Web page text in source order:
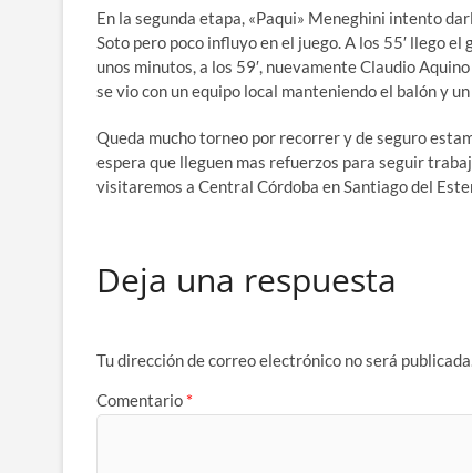
En la segunda etapa, «Paqui» Meneghini intento
Soto pero poco influyo en el juego. A los 55′ llego
unos minutos, a los 59′, nuevamente Claudio
se vio con un equipo local manteniendo el balón y
Queda mucho torneo por recorrer y de seguro
espera que lleguen mas refuerzos para seguir
visitaremos a Central Córdoba en Santiago del
Deja una respuesta
Tu dirección de correo electrónico no será
Comentario *